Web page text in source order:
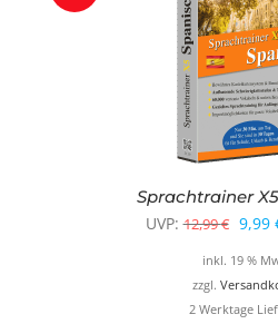
Sprachtrainer
UVP: 12,99€
Preis
war:
9,99
inkl. 19 %
zzgl.
2 Werktage